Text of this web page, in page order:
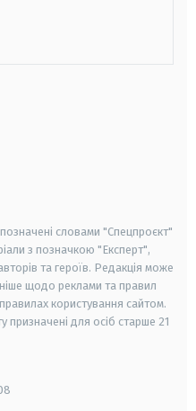
позначені словами "Спецпроєкт"
з позначкою "Експерт",
та героїв. Редакція може
щодо реклами та правил
користування сайтом.
призначені для осіб старше 21